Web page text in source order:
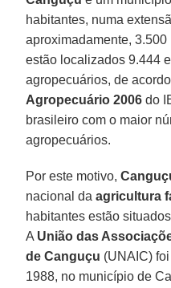
habitantes, numa
aproximadamente,
estão localizados 9.444
agropecuários, de
Agropecuário 2006 do
brasileiro com o maior
agropecuários.
Por este motivo,
nacional da agricultura
habitantes estão
A União das
de Canguçu (UNAIC)
1988, no município de